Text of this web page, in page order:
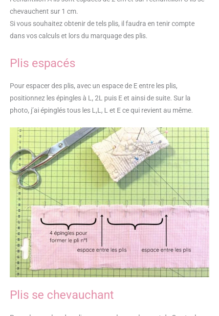
chevauchent sur 1 cm.
Si vous souhaitez obtenir de tels plis, il faudra en tenir compte
dans vos calculs et lors du marquage des plis.
Plis espacés
Pour espacer des plis, avec un espace de E entre les plis,
positionnez les épingles à L, 2L puis E et ainsi de suite. Sur la
photo, j’ai épinglés tous les L,L, L et E ce qui revient au même.
Plis se chevauchant